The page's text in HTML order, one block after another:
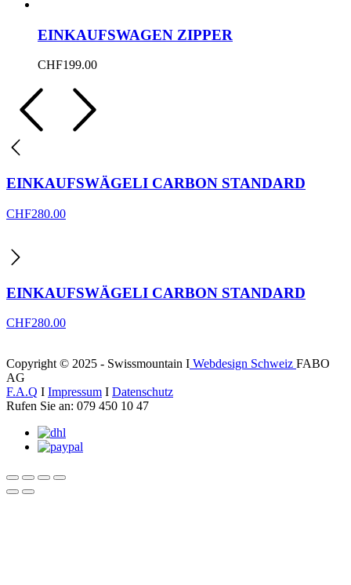
EINKAUFSWAGEN ZIPPER
CHF199.00
EINKAUFSWÄGELI CARBON STANDARD
CHF280.00
EINKAUFSWÄGELI CARBON STANDARD
CHF280.00
Copyright © 2025 - Swissmountain I Webdesign Schweiz FABO
AG
F.A.Q I Impressum I Datenschutz
Rufen Sie an: 079 450 10 47